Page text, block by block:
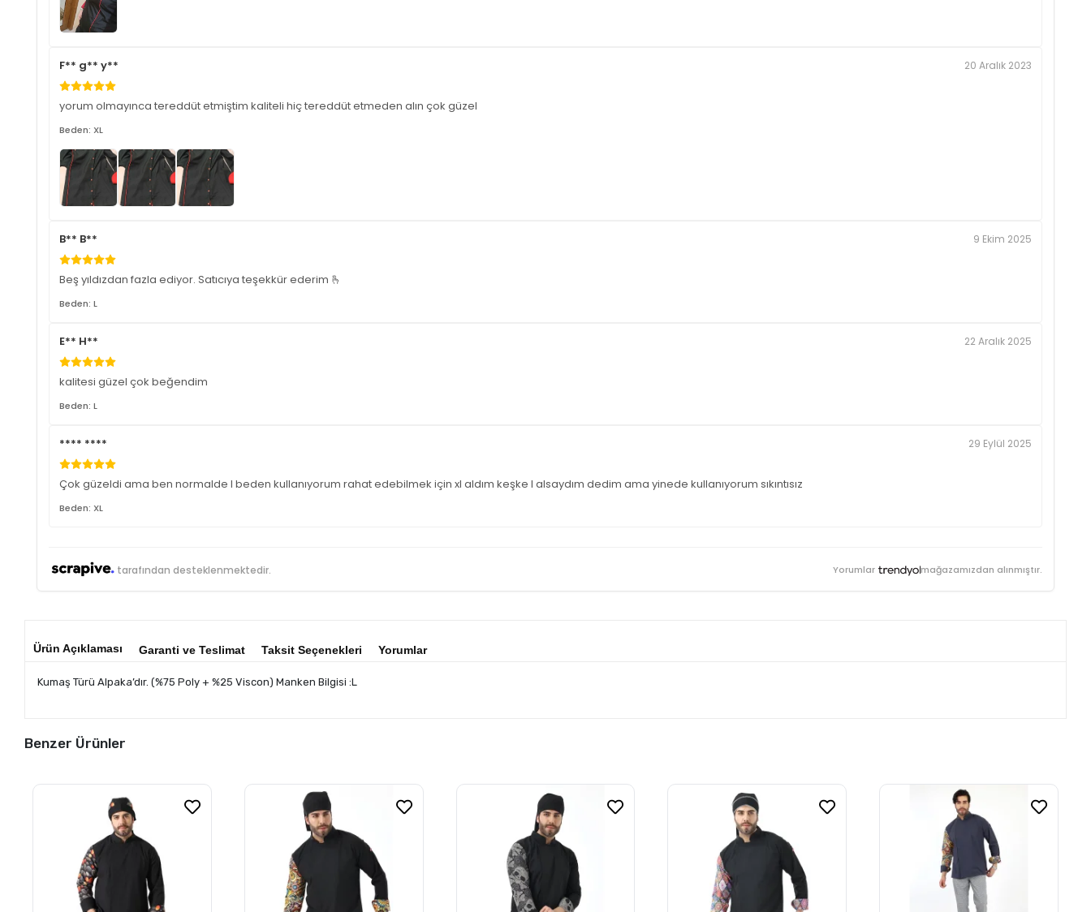
F** g** y** 20 Aralık 2023
yorum olmayınca tereddüt etmiştim kaliteli hiç tereddüt etmeden alın çok güzel
Beden: XL
B** B** 9 Ekim 2025
Beş yıldızdan fazla ediyor. Satıcıya teşekkür ederim 🫰
Beden: L
E** H** 22 Aralık 2025
kalitesi güzel çok beğendim
Beden: L
**** **** 29 Eylül 2025
Çok güzeldi ama ben normalde l beden kullanıyorum rahat edebilmek için xl aldım keşke l alsaydım dedim ama yinede kullanıyorum sıkıntısız
Beden: XL
tarafından desteklenmektedir. Yorumlar mağazamızdan alınmıştır.
Ürün Açıklaması Garanti ve Teslimat Taksit Seçenekleri Yorumlar
Kumaş Türü Alpaka’dır. (%75 Poly + %25 Viscon) Manken Bilgisi :L
Benzer Ürünler